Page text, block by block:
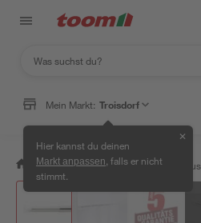
Mein Markt: Troisdorf
Hier kannst du deinen
Markt anpassen , falls er nicht
stimmt.
✕
/ Bad & Sanitär / Duschen